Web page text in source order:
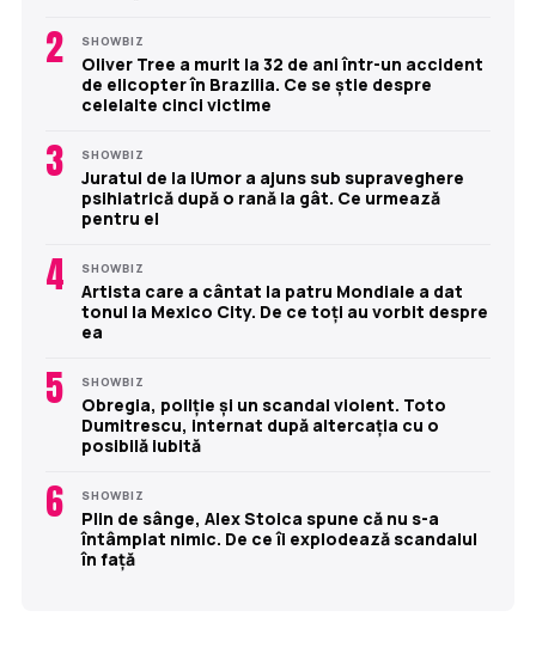
2 SHOWBIZ
Oliver Tree a murit la 32 de ani într-un accident
de elicopter în Brazilia. Ce se știe despre
celelalte cinci victime
3 SHOWBIZ
Juratul de la iUmor a ajuns sub supraveghere
psihiatrică după o rană la gât. Ce urmează
pentru el
4 SHOWBIZ
Artista care a cântat la patru Mondiale a dat
tonul la Mexico City. De ce toți au vorbit despre
ea
5 SHOWBIZ
Obregia, poliție și un scandal violent. Toto
Dumitrescu, internat după altercația cu o
posibilă iubită
6 SHOWBIZ
Plin de sânge, Alex Stoica spune că nu s-a
întâmplat nimic. De ce îi explodează scandalul
în față